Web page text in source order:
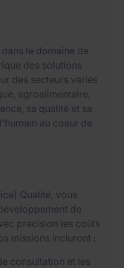
le domaine de
des solutions
des secteurs variés
agroalimentaire,
sa qualité et sa
au coeur de
Qualité, vous
de
précision les coûts
missions incluront :
consultation et les